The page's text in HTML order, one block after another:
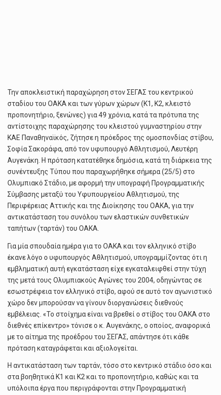
Την αποκλειστική παραχώρηση στον ΣΕΓΑΣ του κεντρικού
σταδίου του ΟΑΚΑ και των γύρων χώρων (Κ1, Κ2, κλειστό
προπονητήριο, ξενώνες) για 49 χρόνια, κατά τα πρότυπα της
αντίστοιχης παραχώρησης του κλειστού γυμναστηρίου στην
ΚΑΕ Παναθηναϊκός, ζήτησε η πρόεδρος της ομοσπονδίας στίβου,
Σοφία Σακοράφα, από τον υφυπουργό Αθλητισμού, Λευτέρη
Αυγενάκη. Η πρόταση κατατέθηκε δημόσια, κατά τη διάρκεια της
συνέντευξης Τύπου που παραχωρήθηκε σήμερα (25/5) στο
Ολυμπιακό Στάδιο, με αφορμή την υπογραφή Προγραμματικής
Σύμβασης μεταξύ του Υφυπουργείου Αθλητισμού, της
Περιφέρειας Αττικής και της Διοίκησης του ΟΑΚΑ, για την
αντικατάσταση του συνόλου των ελαστικών συνθετικών
ταπήτων (ταρτάν) του ΟΑΚΑ.
Για μία σπουδαία ημέρα για το ΟΑΚΑ και τον ελληνικό στίβο
έκανε λόγο ο υφυπουργός Αθλητισμού, υπογραμμίζοντας ότι η
εμβληματική αυτή εγκατάσταση είχε εγκαταλειφθεί στην τύχη
της μετά τους Ολυμπιακούς Αγώνες του 2004, οδηγώντας σε
εσωστρέφεια τον ελληνικό στίβο, αφού σε αυτό τον αγωνιστικό
χώρο δεν μπορούσαν να γίνουν διοργανώσεις διεθνούς
εμβέλειας. «Το στοίχημα είναι να βρεθεί ο στίβος του ΟΑΚΑ στο
διεθνές επίκεντρο» τόνισε ο κ. Αυγενάκης, ο οποίος, αναφορικά
με το αίτημα της προέδρου του ΣΕΓΑΣ, απάντησε ότι κάθε
πρόταση καταγράφεται και αξιολογείται.
Η αντικατάσταση των ταρτάν, τόσο στο κεντρικό στάδιο όσο και
στα βοηθητικά Κ1 και Κ2 και το προπονητήριο, καθώς και τα
υπόλοιπα έργα που περιγράφονται στην Προγραμματική